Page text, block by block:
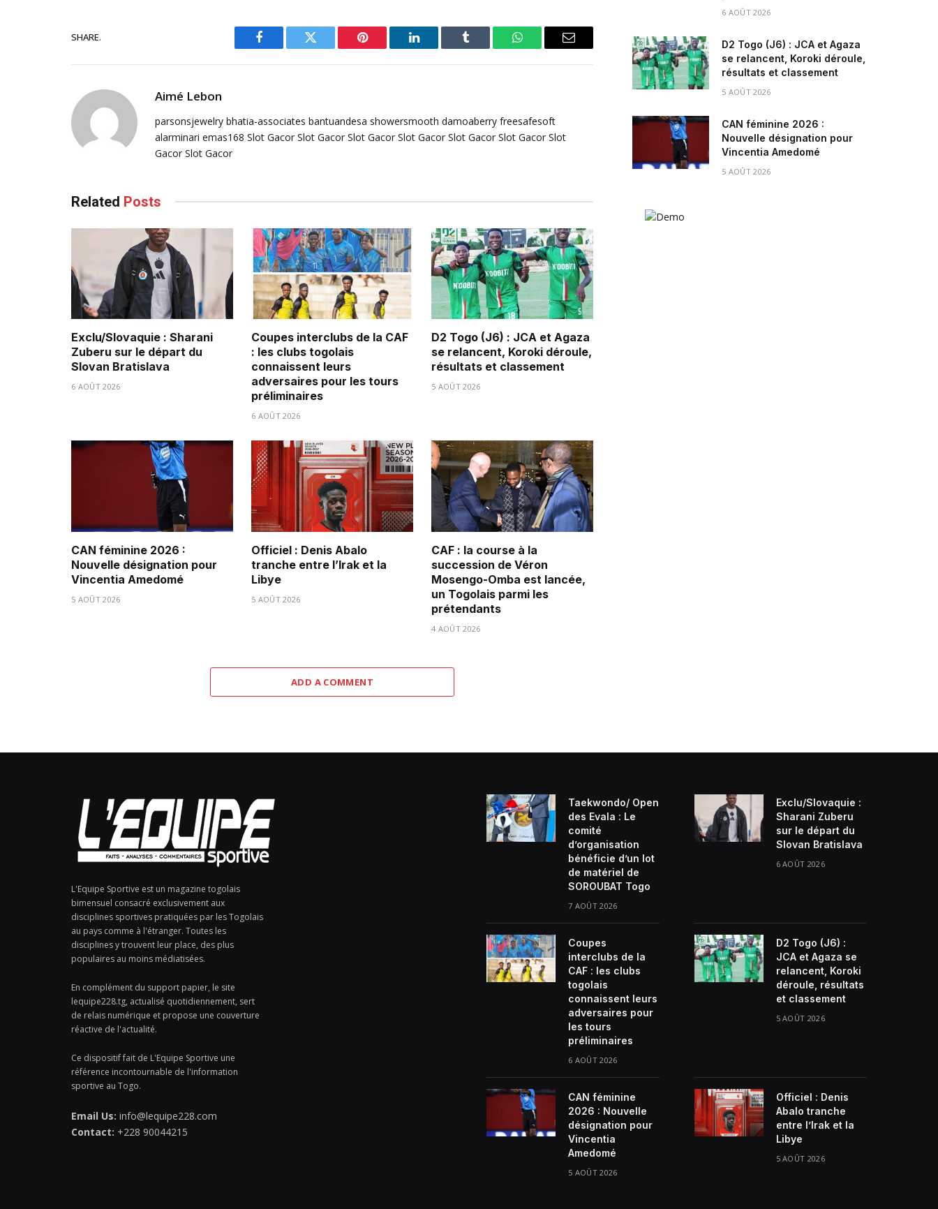
SHARE.
Facebook Twitter Pinterest LinkedIn Tumblr WhatsAppEmail
Aimé Lebon
parsonsjewelry bhatia-associates bantuandesa showersmooth damoaberry freesafesoft
alarminari emas168 Slot Gacor Slot Gacor Slot Gacor Slot Gacor Slot Gacor Slot Gacor Slot
Gacor Slot Gacor
Related Posts
Exclu/Slovaquie : Sharani
Zuberu sur le départ du
Slovan Bratislava
6 AOÛT 2026
Coupes interclubs de la CAF
: les clubs togolais
connaissent leurs
adversaires pour les tours
préliminaires
6 AOÛT 2026
D2 Togo (J6) : JCA et Agaza
se relancent, Koroki déroule,
résultats et classement
5 AOÛT 2026
CAN féminine 2026 :
Nouvelle désignation pour
Vincentia Amedomé
5 AOÛT 2026
Officiel : Denis Abalo
tranche entre l’Irak et la
Libye
5 AOÛT 2026
CAF : la course à la
succession de Véron
Mosengo-Omba est lancée,
un Togolais parmi les
prétendants
4 AOÛT 2026
ADD A COMMENT
6 AOÛT 2026
D2 Togo (J6) : JCA et Agaza
se relancent, Koroki déroule,
résultats et classement
5 AOÛT 2026
CAN féminine 2026 :
Nouvelle désignation pour
Vincentia Amedomé
5 AOÛT 2026
L'Equipe Sportive est un magazine togolais
bimensuel consacré exclusivement aux
disciplines sportives pratiquées par les Togolais
au pays comme à l'étranger. Toutes les
disciplines y trouvent leur place, des plus
populaires au moins médiatisées.
En complément du support papier, le site
lequipe228.tg, actualisé quotidiennement, sert
de relais numérique et propose une couverture
réactive de l'actualité.
Ce dispositif fait de L'Equipe Sportive une
référence incontournable de l'information
sportive au Togo.
Email Us: info@lequipe228.com
Contact: +228 90044215
Taekwondo/ Open
des Evala : Le
comité
d’organisation
bénéficie d’un lot
de matériel de
SOROUBAT Togo
7 AOÛT 2026
Exclu/Slovaquie :
Sharani Zuberu
sur le départ du
Slovan Bratislava
6 AOÛT 2026
Coupes
interclubs de la
CAF : les clubs
togolais
connaissent leurs
adversaires pour
les tours
préliminaires
6 AOÛT 2026
D2 Togo (J6) :
JCA et Agaza se
relancent, Koroki
déroule, résultats
et classement
5 AOÛT 2026
CAN féminine
2026 : Nouvelle
désignation pour
Vincentia
Amedomé
5 AOÛT 2026
Officiel : Denis
Abalo tranche
entre l’Irak et la
Libye
5 AOÛT 2026